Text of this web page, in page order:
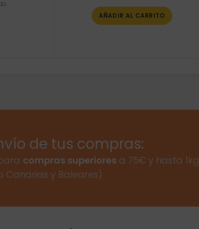
AÑADIR AL CARRITO
de tus compras:
compras superiores a 75€ y hasta 1kg
Canarias y Baleares)